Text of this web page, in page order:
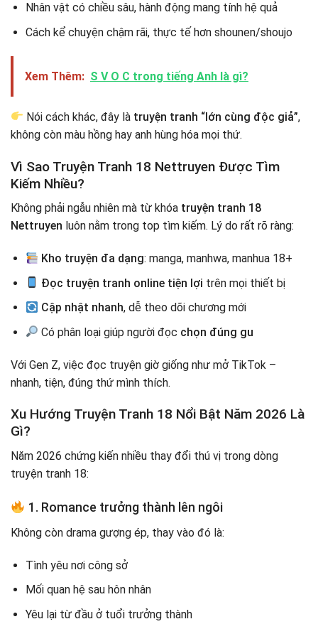
Nhân vật có chiều sâu, hành động mang tính hệ quả
Cách kể chuyện chậm rãi, thực tế hơn shounen/shoujo
Xem Thêm: S V O C trong tiếng Anh là gì?
Nói cách khác, đây là truyện tranh “lớn cùng độc giả”,
không còn màu hồng hay anh hùng hóa mọi thứ.
Vì Sao Truyện Tranh 18 Nettruyen Được Tìm
Kiếm Nhiều?
Không phải ngẫu nhiên mà từ khóa truyện tranh 18
Nettruyen luôn nằm trong top tìm kiếm. Lý do rất rõ ràng:
Kho truyện đa dạng: manga, manhwa, manhua 18+
Đọc truyện tranh online tiện lợi trên mọi thiết bị
Cập nhật nhanh, dễ theo dõi chương mới
Có phân loại giúp người đọc chọn đúng gu
Với Gen Z, việc đọc truyện giờ giống như mở TikTok –
nhanh, tiện, đúng thứ mình thích.
Xu Hướng Truyện Tranh 18 Nổi Bật Năm 2026 Là
Gì?
Năm 2026 chứng kiến nhiều thay đổi thú vị trong dòng
truyện tranh 18:
1. Romance trưởng thành lên ngôi
Không còn drama gượng ép, thay vào đó là:
Tình yêu nơi công sở
Mối quan hệ sau hôn nhân
Yêu lại từ đầu ở tuổi trưởng thành